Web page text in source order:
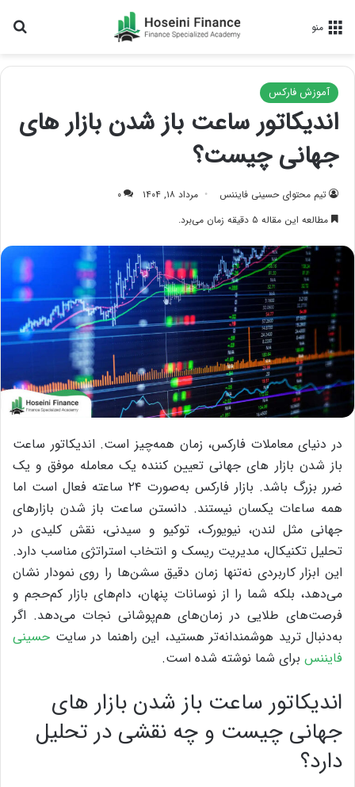
منو
آموزش فارکس
اندیکاتور ساعت باز شدن بازار های
جهانی چیست؟
تیم محتوای حسینی‌ فایننس مرداد ۱۸, ۱۴۰۴
۰
مطالعه این مقاله ۵ دقیقه زمان می‌برد.
در دنیای معاملات فارکس، زمان همه‌چیز است. اندیکاتور ساعت
باز شدن بازار های جهانی تعیین کننده یک معامله موفق و یک
ضرر بزرگ باشد. بازار فارکس به‌صورت ۲۴ ساعته فعال است اما
همه ساعات یکسان نیستند. دانستن ساعت باز شدن بازارهای
جهانی مثل لندن، نیویورک، توکیو و سیدنی، نقش کلیدی در
تحلیل تکنیکال، مدیریت ریسک و انتخاب استراتژی مناسب دارد.
این ابزار کاربردی نه‌تنها زمان دقیق سشن‌ها را روی نمودار نشان
می‌دهد، بلکه شما را از نوسانات پنهان، دام‌های بازار کم‌حجم و
فرصت‌های طلایی در زمان‌های هم‌پوشانی نجات می‌دهد. اگر
به‌دنبال ترید هوشمندانه‌تر هستید، این راهنما در سایت حسینی
فایننس برای شما نوشته شده است.
اندیکاتور ساعت باز شدن بازار های
جهانی چیست و چه نقشی در تحلیل
دارد؟